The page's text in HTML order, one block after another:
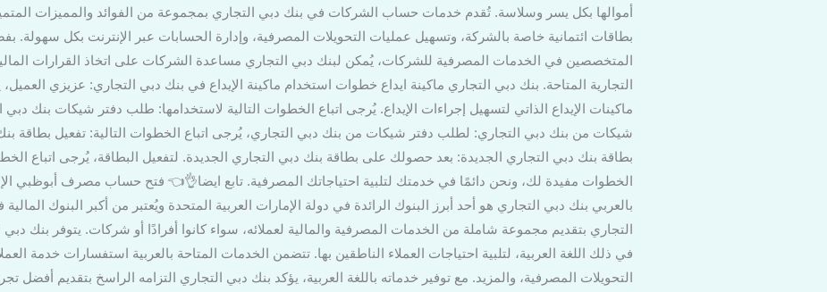
أموالها بكل يسر وسلاسة. تُقدم خدمات حساب الشركات في بنك دبي التجاري بمجموعة من الفوائد والمميزات
بطاقات ائتمانية خاصة بالشركة، وتسهيل عمليات التحويلات المصرفية، وإدارة الحسابات عبر الإنترنت بكل
المتخصصين في الخدمات المصرفية للشركات، يُمكن لبنك دبي التجاري مساعدة الشركات على اتخاذ القرارات
التجارية المتاحة. بنك دبي التجاري ماكينة ايداع خطوات استخدام ماكينة الإيداع في بنك دبي التجاري: عزيزي العميل،
ماكينات الإيداع الذاتي لتسهيل إجراءات الإيداع. يُرجى اتباع الخطوات التالية لاستخدامها: طلب دفتر شيكات بنك
شيكات من بنك دبي التجاري: لطلب دفتر شيكات من بنك دبي التجاري، يُرجى اتباع الخطوات التالية: تفعيل بطاقة
بطاقة بنك دبي التجاري الجديدة: بعد حصولك على بطاقة بنك دبي التجاري الجديدة. لتفعيل البطاقة، يُرجى اتباع
الخطوات مفيدة لك، ونحن دائمًا في خدمتك لتلبية احتياجاتك المصرفية. تابع ايضا👌👈 فتح حساب مصرف أبوظبي
بالعربي بنك دبي التجاري هو أحد أبرز البنوك الرائدة في دولة الإمارات العربية المتحدة ويُعتبر من أكبر البنوك
التجاري بتقديم مجموعة شاملة من الخدمات المصرفية والمالية لعملائه، سواء كانوا أفرادًا أو شركات. يتوفر بنك دبي
في ذلك اللغة العربية، لتلبية احتياجات العملاء الناطقين بها. تتضمن الخدمات المتاحة بالعربية استفسارات خدمة
التحويلات المصرفية، والمزيد. مع توفير خدماته باللغة العربية، يؤكد بنك دبي التجاري التزامه الراسخ بتقديم أفضل